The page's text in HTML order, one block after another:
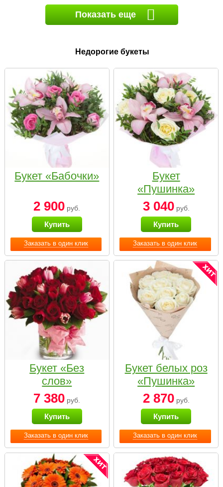
Показать еще
Недорогие букеты
Заказать в один клик
Букет «Бабочки»
2 900 руб.
Купить
Заказать в один клик
Букет
«Пушинка»
3 040руб.
Купить
Заказать в один клик
Букет «Без
слов»
7 380 руб.
Купить
Заказать в один клик
Букет белых роз
«Пушинка»
2 870руб.
Купить